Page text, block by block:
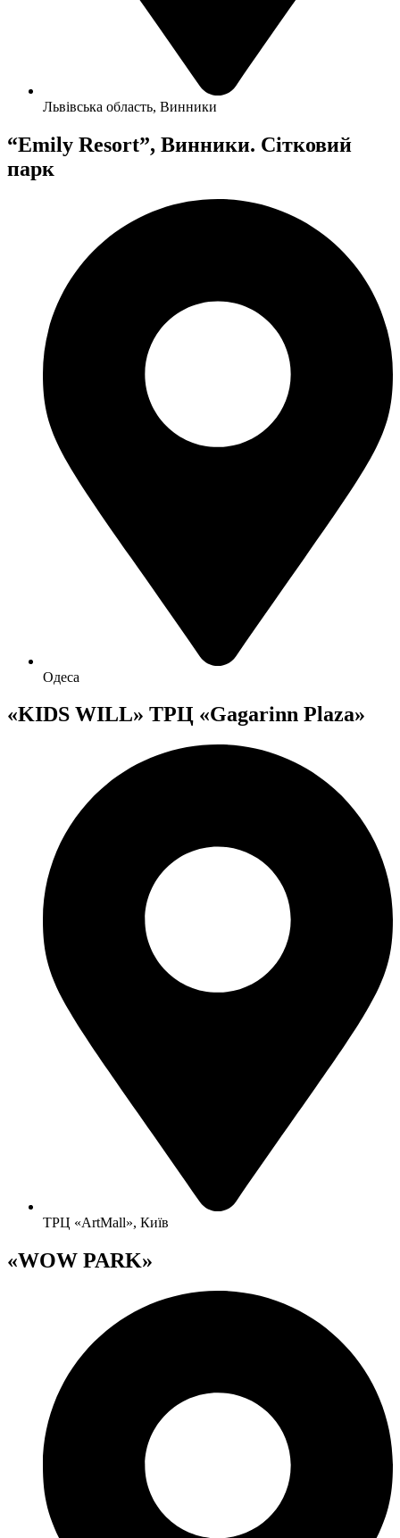
Львівська область, Винники
“Emily Resort”, Винники. Сітковий
парк
Одеса
«KIDS WILL» ТРЦ «Gagarinn Plaza»
ТРЦ «ArtMall», Київ
«WOW PARK»